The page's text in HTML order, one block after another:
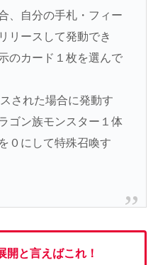
、自分の手札・フィー
リースして発動でき
のカード１枚を選んで
された場合に発動す
ゴン族モンスター１体
０にして特殊召喚す
開と言えばこれ！